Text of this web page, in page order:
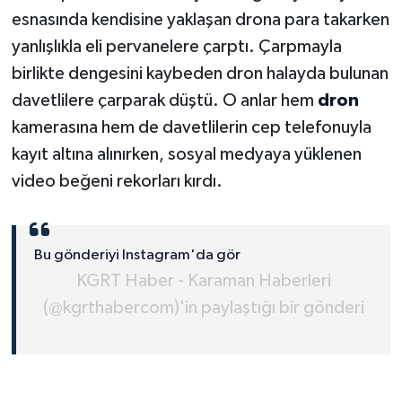
esnasında kendisine yaklaşan drona para takarken
yanlışlıkla eli pervanelere çarptı. Çarpmayla
birlikte dengesini kaybeden dron halayda bulunan
davetlilere çarparak düştü. O anlar hem dron
kamerasına hem de davetlilerin cep telefonuyla
kayıt altına alınırken, sosyal medyaya yüklenen
video beğeni rekorları kırdı.
Bu gönderiyi Instagram'da gör
KGRT Haber - Karaman Haberleri
(@kgrthabercom)'in paylaştığı bir gönderi